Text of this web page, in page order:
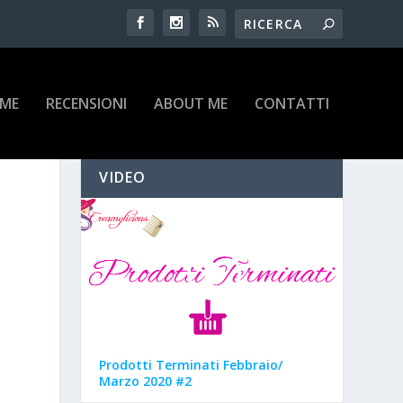
RECENSIONI ABOUT ME CONTATTI
VIDEO
Prodotti Terminati Febbraio/
Marzo 2020 #2